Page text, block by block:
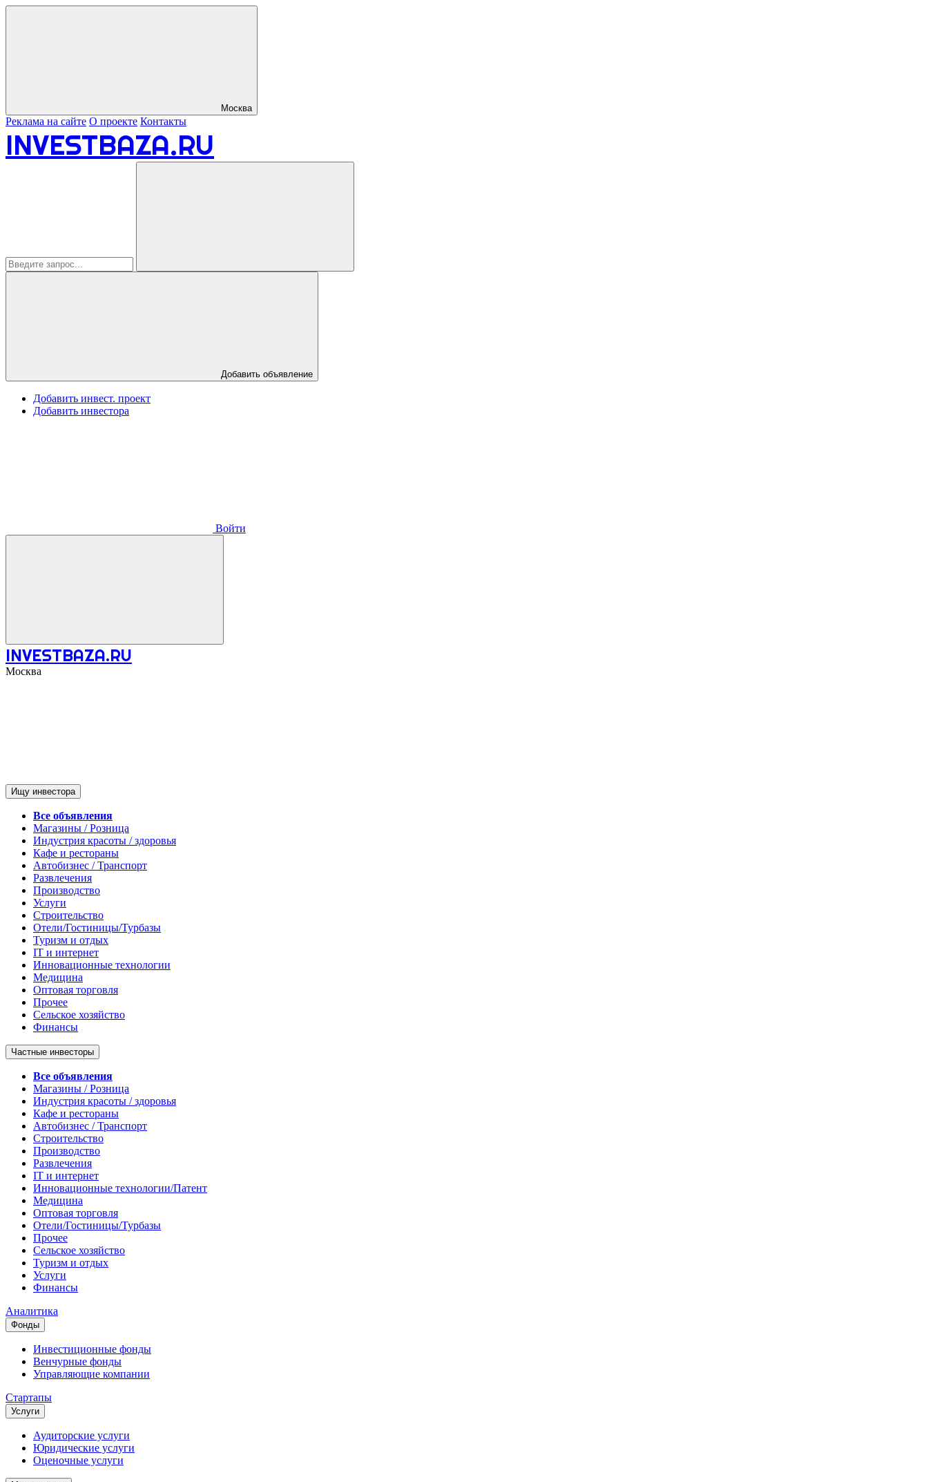
Москва
Реклама на сайте О проекте Контакты
INVESTBAZA.RU
Добавить объявление
Добавить инвест. проект
Добавить инвестора
Войти
INVESTBAZA.RU
Москва
Ищу инвестора
Все объявления
Магазины / Розница
Индустрия красоты / здоровья
Кафе и рестораны
Автобизнес / Транспорт
Развлечения
Производство
Услуги
Строительство
Отели/Гостиницы/Турбазы
Туризм и отдых
IT и интернет
Инновационные технологии
Медицина
Оптовая торговля
Прочее
Сельское хозяйство
Финансы
Частные инвесторы
Все объявления
Магазины / Розница
Индустрия красоты / здоровья
Кафе и рестораны
Автобизнес / Транспорт
Строительство
Производство
Развлечения
IT и интернет
Инновационные технологии/Патент
Медицина
Оптовая торговля
Отели/Гостиницы/Турбазы
Прочее
Сельское хозяйство
Туризм и отдых
Услуги
Финансы
Аналитика
Фонды
Инвестиционные фонды
Венчурные фонды
Управляющие компании
Стартапы
Услуги
Аудиторские услуги
Юридические услуги
Оценочные услуги